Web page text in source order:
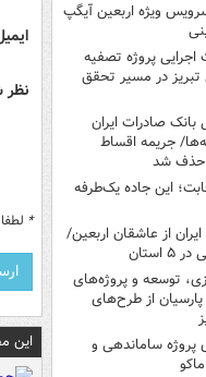
ویژه اربعین آیگپ
پروژه تصفیه
در مسیر تحقق
بانک صادرات ایران
جریمه اقساط
حذف شد
رقابت؛ این جاده یک‌طرفه
از عاشقان اربعین/
توسعه و پروژه‌های
از طرح‌های
پروژه ساماندهی و
نظر
*
این